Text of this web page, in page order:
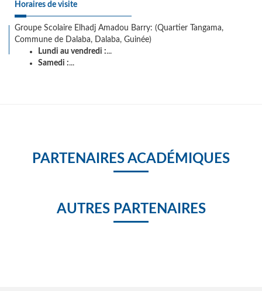
Horaires de visite
Groupe Scolaire Elhadj Amadou Barry: (Quartier Tangama,
Commune de Dalaba, Dalaba, Guinée)
Lundi au vendredi :...
Samedi :...
PARTENAIRES ACADÉMIQUES
AUTRES PARTENAIRES